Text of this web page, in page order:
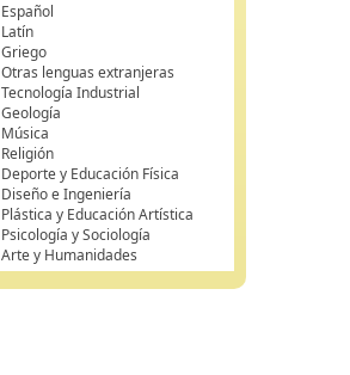
Español
Latín
Griego
Otras lenguas extranjeras
Tecnología Industrial
Geología
Música
Religión
Deporte y Educación Física
Diseño e Ingeniería
Plástica y Educación Artística
Psicología y Sociología
Arte y Humanidades